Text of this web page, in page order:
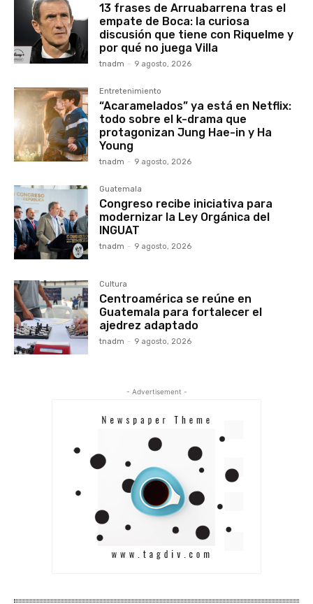
13 frases de Arruabarrena tras el
empate de Boca: la curiosa
discusión que tiene con Riquelme y
por qué no juega Villa
tnadm - 9 agosto, 2026
Entretenimiento
“Acaramelados” ya está en Netflix:
todo sobre el k-drama que
protagonizan Jung Hae-in y Ha
Young
tnadm - 9 agosto, 2026
Guatemala
Congreso recibe iniciativa para
modernizar la Ley Orgánica del
INGUAT
tnadm - 9 agosto, 2026
Cultura
Centroamérica se reúne en
Guatemala para fortalecer el
ajedrez adaptado
tnadm - 9 agosto, 2026
- Advertisement -